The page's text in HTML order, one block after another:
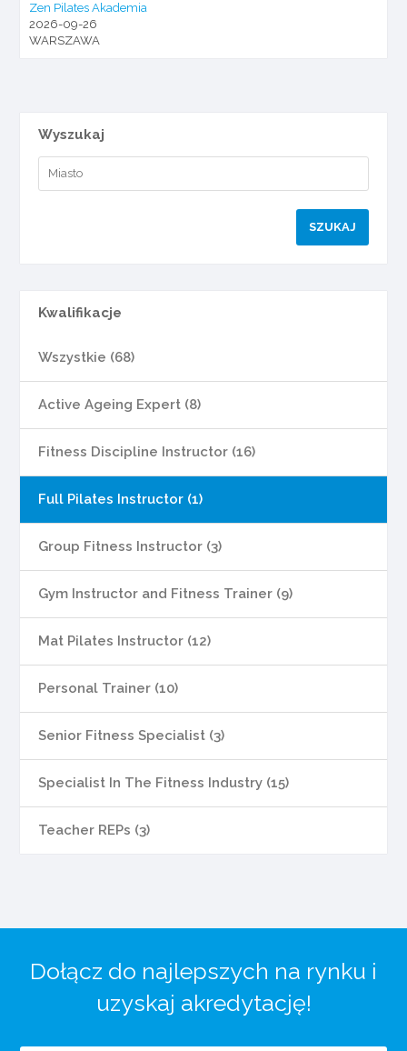
Zen Pilates Akademia
2026-09-26
WARSZAWA
Wyszukaj
Kwalifikacje
Wszystkie (68)
Active Ageing Expert (8)
Fitness Discipline Instructor (16)
Full Pilates Instructor (1)
Group Fitness Instructor (3)
Gym Instructor and Fitness Trainer (9)
Mat Pilates Instructor (12)
Personal Trainer (10)
Senior Fitness Specialist (3)
Specialist In The Fitness Industry (15)
Teacher REPs (3)
Dołącz do najlepszych na rynku i
uzyskaj akredytację!